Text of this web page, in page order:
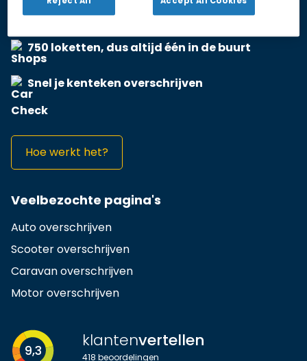
750 loketten, dus altijd één in de buurt
Snel je kenteken overschrijven
Hoe werkt het?
Veelbezochte pagina's
Auto overschrijven
Scooter overschrijven
Caravan overschrijven
Motor overschrijven
9,3 klantenvertellen
418 beoordelingen